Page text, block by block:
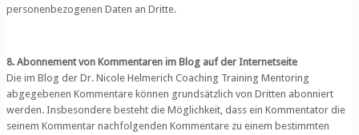
personenbezogenen Daten an Dritte.
8. Abonnement von Kommentaren im Blog auf der Internetseite
Die im Blog der Dr. Nicole Helmerich Coaching Training Mentoring
abgegebenen Kommentare können grundsätzlich von Dritten abonniert
werden. Insbesondere besteht die Möglichkeit, dass ein Kommentator die
seinem Kommentar nachfolgenden Kommentare zu einem bestimmten